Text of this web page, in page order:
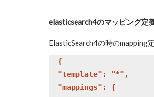
elasticsearch4のマッピング定
ElasticSearch4の時のmapping
  {
  "template": "*",
  "mappings": {